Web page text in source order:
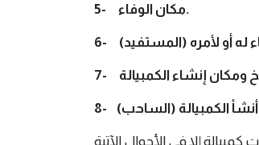
5- مكان الوفاء.